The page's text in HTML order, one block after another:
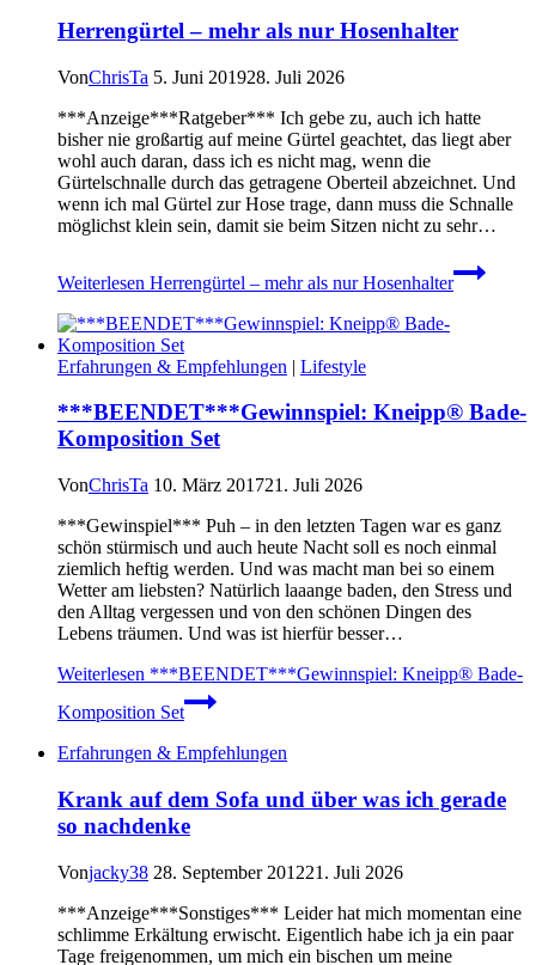
Herrengürtel – mehr als nur Hosenhalter
VonChrisTa 5. Juni 201928. Juli 2026
***Anzeige***Ratgeber*** Ich gebe zu, auch ich hatte
bisher nie großartig auf meine Gürtel geachtet, das liegt aber
wohl auch daran, dass ich es nicht mag, wenn die
Gürtelschnalle durch das getragene Oberteil abzeichnet. Und
wenn ich mal Gürtel zur Hose trage, dann muss die Schnalle
möglichst klein sein, damit sie beim Sitzen nicht zu sehr…
Weiterlesen Herrengürtel – mehr als nur Hosenhalter
Erfahrungen & Empfehlungen | Lifestyle
***BEENDET***Gewinnspiel: Kneipp® Bade-
Komposition Set
VonChrisTa 10. März 201721. Juli 2026
***Gewinspiel*** Puh – in den letzten Tagen war es ganz
schön stürmisch und auch heute Nacht soll es noch einmal
ziemlich heftig werden. Und was macht man bei so einem
Wetter am liebsten? Natürlich laaange baden, den Stress und
den Alltag vergessen und von den schönen Dingen des
Lebens träumen. Und was ist hierfür besser…
Weiterlesen ***BEENDET***Gewinnspiel: Kneipp® Bade-
Komposition Set
Erfahrungen & Empfehlungen
Krank auf dem Sofa und über was ich gerade
so nachdenke
Vonjacky38 28. September 201221. Juli 2026
***Anzeige***Sonstiges*** Leider hat mich momentan eine
schlimme Erkältung erwischt. Eigentlich habe ich ja ein paar
Tage freigenommen, um mich ein bischen um meine